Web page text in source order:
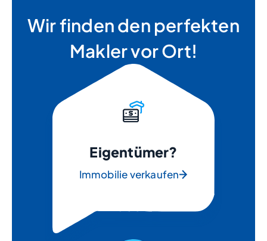
Wir finden den perfekten
Makler vor Ort!
Eigentümer?
Immobilie verkaufen